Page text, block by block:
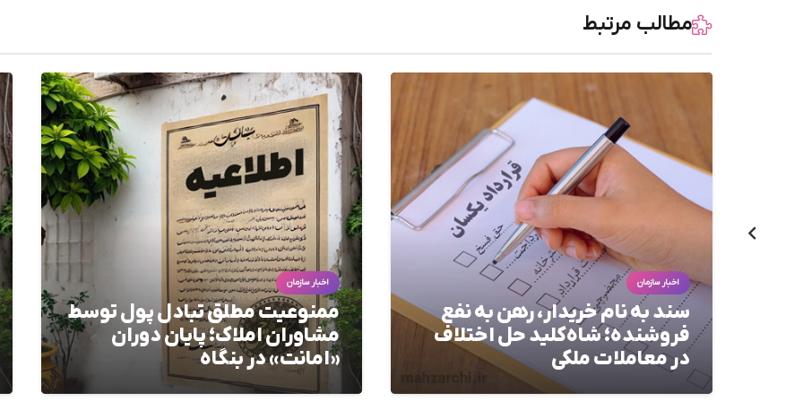
مطالب مرتبط
اخبار سازمان
سند به نام خریدار، رهن به نفع
فروشنده؛ شاه‌کلید حل اختلاف
در معاملات ملکی
اخبار سازمان
ممنوعیت مطلق تبادل پول توسط
مشاوران املاک؛ پایان دوران
«امانت» در بنگاه